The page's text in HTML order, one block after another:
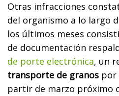
Otras infracciones
del organismo a lo largo
los últimos meses
de documentación
de porte electrónica, un
transporte de granos por
partir de marzo próximo